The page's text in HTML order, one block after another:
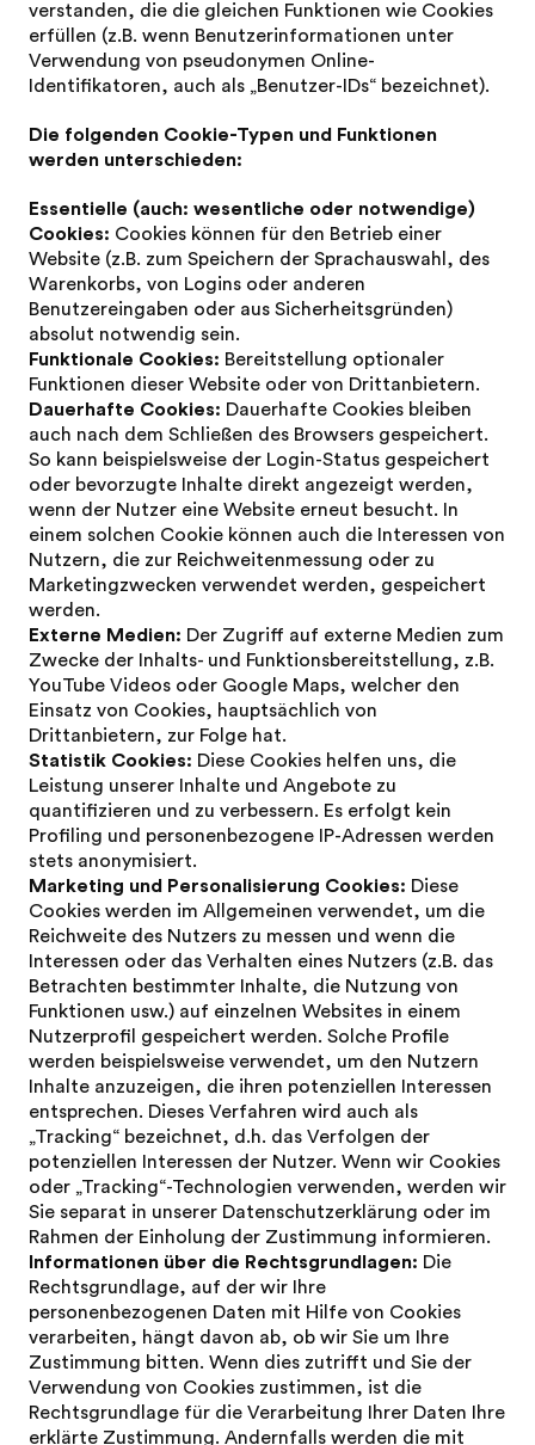
verstanden, die die gleichen Funktionen wie Cookies
erfüllen (z.B. wenn Benutzerinformationen unter
Verwendung von pseudonymen Online-
Identifikatoren, auch als „Benutzer-IDs“ bezeichnet).
Die folgenden Cookie-Typen und Funktionen
werden unterschieden:
Essentielle (auch: wesentliche oder notwendige)
Cookies: Cookies können für den Betrieb einer
Website (z.B. zum Speichern der Sprachauswahl, des
Warenkorbs, von Logins oder anderen
Benutzereingaben oder aus Sicherheitsgründen)
absolut notwendig sein.
Funktionale Cookies: Bereitstellung optionaler
Funktionen dieser Website oder von Drittanbietern.
Dauerhafte Cookies: Dauerhafte Cookies bleiben
auch nach dem Schließen des Browsers gespeichert.
So kann beispielsweise der Login-Status gespeichert
oder bevorzugte Inhalte direkt angezeigt werden,
wenn der Nutzer eine Website erneut besucht. In
einem solchen Cookie können auch die Interessen von
Nutzern, die zur Reichweitenmessung oder zu
Marketingzwecken verwendet werden, gespeichert
werden.
Externe Medien: Der Zugriff auf externe Medien zum
Zwecke der Inhalts- und Funktionsbereitstellung, z.B.
YouTube Videos oder Google Maps, welcher den
Einsatz von Cookies, hauptsächlich von
Drittanbietern, zur Folge hat.
Statistik Cookies: Diese Cookies helfen uns, die
Leistung unserer Inhalte und Angebote zu
quantifizieren und zu verbessern. Es erfolgt kein
Profiling und personenbezogene IP-Adressen werden
stets anonymisiert.
Marketing und Personalisierung Cookies: Diese
Cookies werden im Allgemeinen verwendet, um die
Reichweite des Nutzers zu messen und wenn die
Interessen oder das Verhalten eines Nutzers (z.B. das
Betrachten bestimmter Inhalte, die Nutzung von
Funktionen usw.) auf einzelnen Websites in einem
Nutzerprofil gespeichert werden. Solche Profile
werden beispielsweise verwendet, um den Nutzern
Inhalte anzuzeigen, die ihren potenziellen Interessen
entsprechen. Dieses Verfahren wird auch als
„Tracking“ bezeichnet, d.h. das Verfolgen der
potenziellen Interessen der Nutzer. Wenn wir Cookies
oder „Tracking“-Technologien verwenden, werden wir
Sie separat in unserer Datenschutzerklärung oder im
Rahmen der Einholung der Zustimmung informieren.
Informationen über die Rechtsgrundlagen: Die
Rechtsgrundlage, auf der wir Ihre
personenbezogenen Daten mit Hilfe von Cookies
verarbeiten, hängt davon ab, ob wir Sie um Ihre
Zustimmung bitten. Wenn dies zutrifft und Sie der
Verwendung von Cookies zustimmen, ist die
Rechtsgrundlage für die Verarbeitung Ihrer Daten Ihre
erklärte Zustimmung. Andernfalls werden die mit